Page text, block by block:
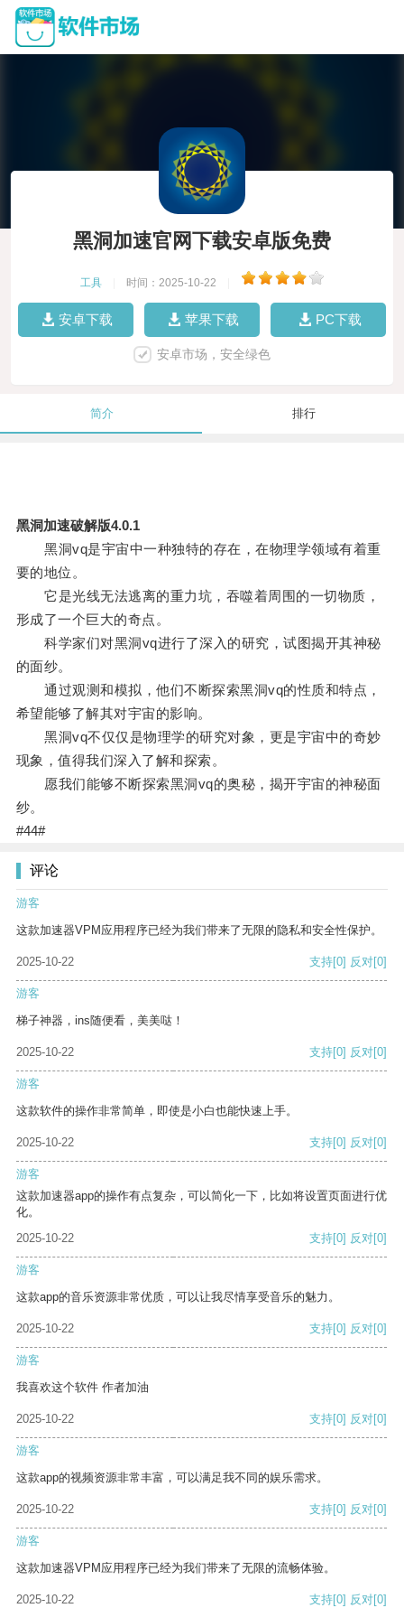
黑洞加速官网下载安卓版免费
工具 时间：2025-10-22
安卓下载 苹果下载 PC下载
安卓市场，安全绿色
简介 排行
黑洞加速破解版4.0.1
黑洞vq是宇宙中一种独特的存在，在物理学领域有着重
要的地位。
它是光线无法逃离的重力坑，吞噬着周围的一切物质，
形成了一个巨大的奇点。
科学家们对黑洞vq进行了深入的研究，试图揭开其神秘
的面纱。
通过观测和模拟，他们不断探索黑洞vq的性质和特点，
希望能够了解其对宇宙的影响。
黑洞vq不仅仅是物理学的研究对象，更是宇宙中的奇妙
现象，值得我们深入了解和探索。
愿我们能够不断探索黑洞vq的奥秘，揭开宇宙的神秘面
纱。
#44#
评论
游客
这款加速器VPM应用程序已经为我们带来了无限的隐私和安全性保护。
2025-10-22 支持[0] 反对[0]
游客
梯子神器，ins随便看，美美哒！
2025-10-22 支持[0] 反对[0]
游客
这款软件的操作非常简单，即使是小白也能快速上手。
2025-10-22 支持[0] 反对[0]
游客
这款加速器app的操作有点复杂，可以简化一下，比如将设置页面进行优
化。
2025-10-22
支持[0] 反对[0]
游客
这款app的音乐资源非常优质，可以让我尽情享受音乐的魅力。
2025-10-22 支持[0] 反对[0]
游客
我喜欢这个软件 作者加油
2025-10-22 支持[0] 反对[0]
游客
这款app的视频资源非常丰富，可以满足我不同的娱乐需求。
2025-10-22 支持[0] 反对[0]
游客
这款加速器VPM应用程序已经为我们带来了无限的流畅体验。
2025-10-22 支持[0] 反对[0]